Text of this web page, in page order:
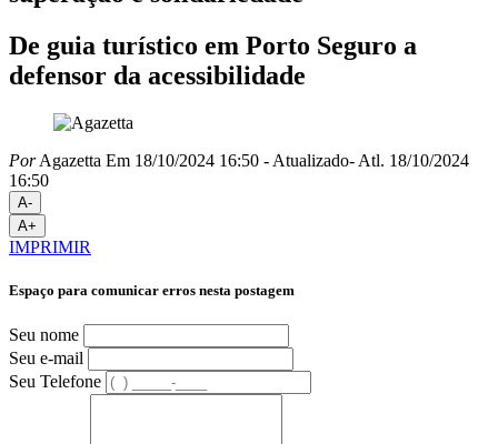
De guia turístico em Porto Seguro a
defensor da acessibilidade
PorAgazetta Em 18/10/2024 16:50 - Atualizado- Atl. 18/10/2024
16:50
A-
A+
IMPRIMIR
Espaço para comunicar erros nesta postagem
Seu nome
Seu e-mail
Seu Telefone